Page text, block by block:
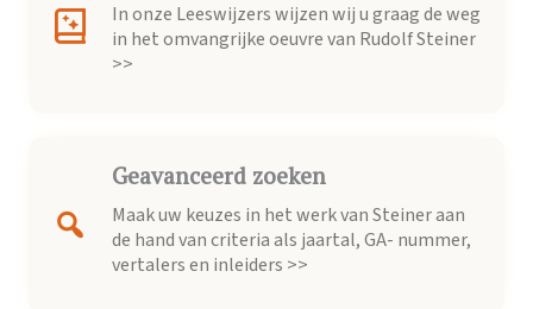
In onze Leeswijzers wijzen wij u graag de weg
in het omvangrijke oeuvre van Rudolf Steiner
>>
Geavanceerd zoeken
Maak uw keuzes in het werk van Steiner aan
de hand van criteria als jaartal, GA- nummer,
vertalers en inleiders >>